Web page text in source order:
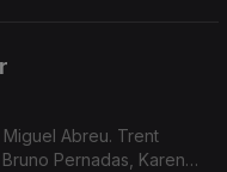
Abreu. Trent
Pernadas, Karen